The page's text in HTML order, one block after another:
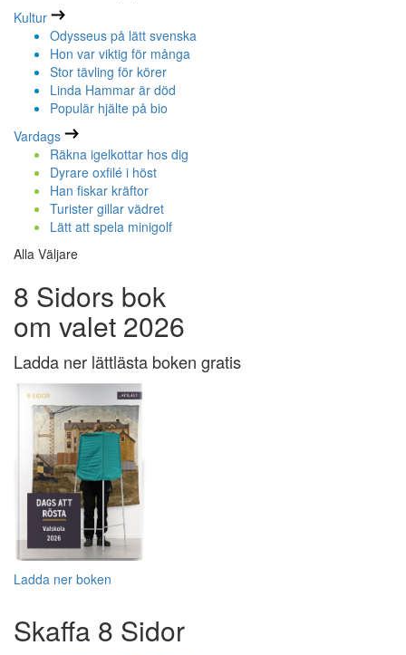
Kultur
Odysseus på lätt svenska
Hon var viktig för många
Stor tävling för körer
Linda Hammar är död
Populär hjälte på bio
Vardags
Räkna igelkottar hos dig
Dyrare oxfilé i höst
Han fiskar kräftor
Turister gillar vädret
Lätt att spela minigolf
Alla Väljare
8 Sidors bok
om valet 2026
Ladda ner lättlästa boken gratis
Ladda ner boken
Skaffa 8 Sidor